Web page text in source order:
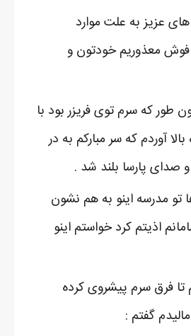
عزیز به علت موارد
فوش معذوریم خودتون و
که سرم توی فریزر بود با
آوردم که سر مبارکم به در
صدای پارسا بلند شد .
تو مدرسه اینو به هم نشون
اذیتم کرد خواستم اینو
تا فرق سرم پیشروی کرده
گفتم :